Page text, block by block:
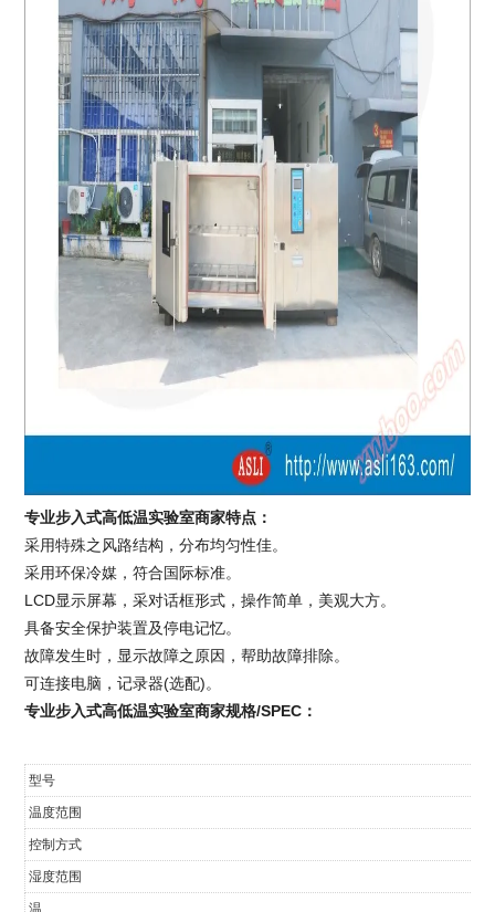
专业步入式高低温实验室商家特点：
采用特殊之风路结构，分布均匀性佳。
采用环保冷媒，符合国际标准。
LCD显示屏幕，采对话框形式，操作简单，美观大方。
具备安全保护装置及停电记忆。
故障发生时，显示故障之原因，帮助故障排除。
可连接电脑，记录器(选配)。
专业步入式高低温实验室商家规格/SPEC：
型号
温度范围
控制方式
湿度范围
温